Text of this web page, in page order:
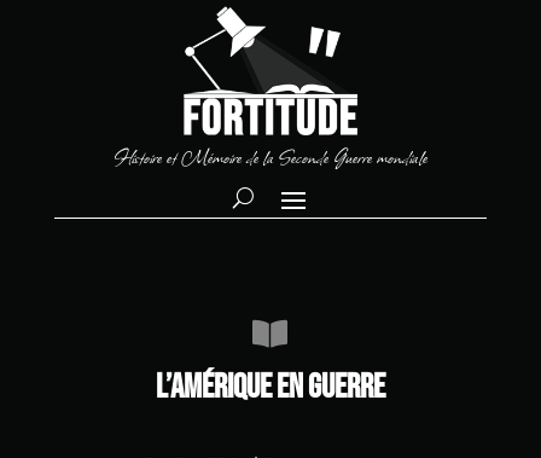
Histoire et Mémoire de la Seconde Guerre mondiale

L’Amérique en Guerre